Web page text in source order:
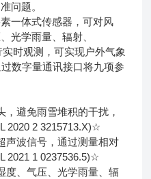
问题。
一体式传感器，可对风
光学雨量、辐射、
时观测，可实现户外气象
数字量通讯接口将九项参
避免雨雪堆积的干扰，
2020 2 3215713.X)☆
波信号，通过测量相对
2021 1 0237536.5)☆
、气压、光学雨量、辐